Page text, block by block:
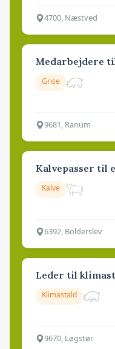
4700, Næstved
Medarbejdere
Grise
9681, Ranum
Kalvepasser til
Kalve
6392, Bolderslev
Leder til
Klimastald
9670, Løgstør